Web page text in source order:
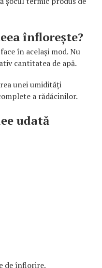
înflorește?
în același mod. Nu
cantitatea de apă.
unei umidități
a rădăcinilor.
udată
de înflorire.